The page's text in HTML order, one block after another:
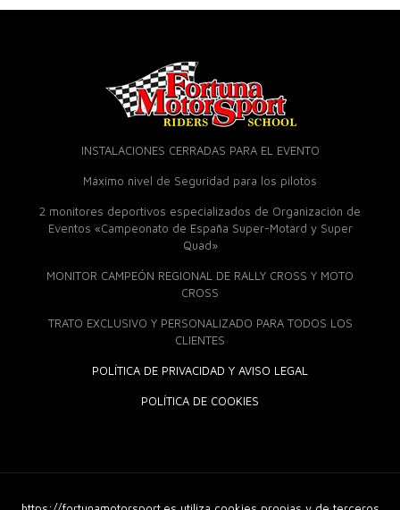
INSTALACIONES CERRADAS PARA EL EVENTO
Máximo nivel de Seguridad para los pilotos
2 monitores deportivos especializados de Organización de
Eventos «Campeonato de España Super-Motard y Super
Quad»
MONITOR CAMPEÓN REGIONAL DE RALLY CROSS Y MOTO
CROSS
TRATO EXCLUSIVO Y PERSONALIZADO PARA TODOS LOS
CLIENTES
POLÍTICA DE PRIVACIDAD Y AVISO LEGAL
POLÍTICA DE COOKIES